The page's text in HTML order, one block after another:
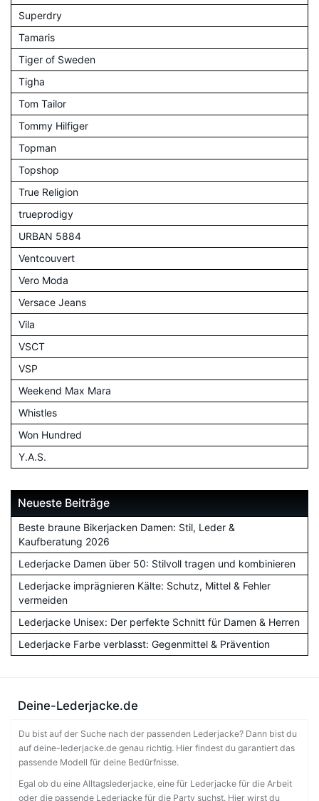
Superdry
Tamaris
Tiger of Sweden
Tigha
Tom Tailor
Tommy Hilfiger
Topman
Topshop
True Religion
trueprodigy
URBAN 5884
Ventcouvert
Vero Moda
Versace Jeans
Vila
VSCT
VSP
Weekend Max Mara
Whistles
Won Hundred
Y.A.S.
Neueste Beiträge
Beste braune Bikerjacken Damen: Stil, Leder &
Kaufberatung 2026
Lederjacke Damen über 50: Stilvoll tragen und kombinieren
Lederjacke imprägnieren Kälte: Schutz, Mittel & Fehler
vermeiden
Lederjacke Unisex: Der perfekte Schnitt für Damen & Herren
Lederjacke Farbe verblasst: Gegenmittel & Prävention
Deine-Lederjacke.de
Du bist auf der Suche nach der passenden Lederjacke? Dann bist du
auf deine-lederjacke.de genau richtig. Hier findest du garantiert das
passende Modell für deine Bedürfnisse.
Egal ob du eine Alltagslederjacke, eine für Lederjacke für die Arbeit
oder die passende Lederjacke für die Party suchst. Hier wirst du